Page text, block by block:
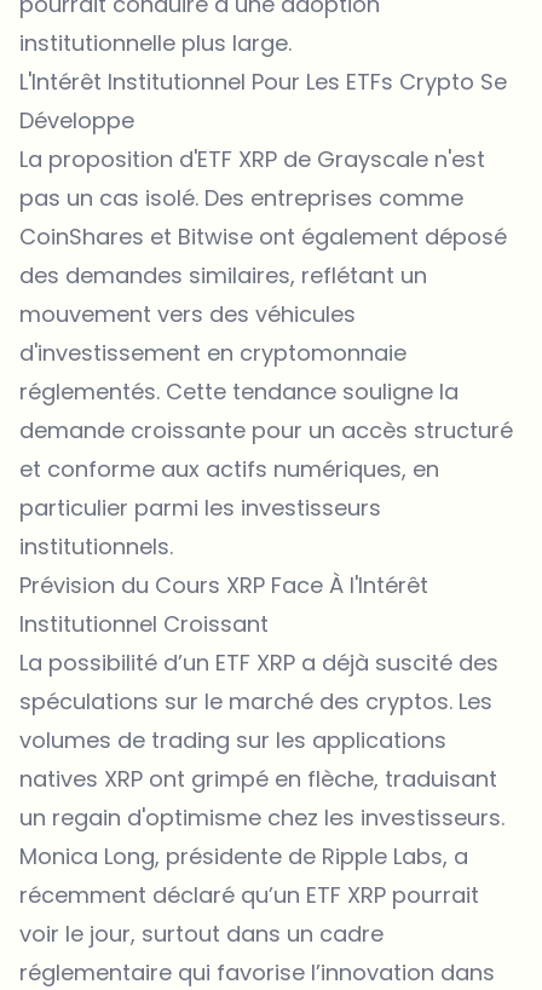
institutionnelle plus large.
L'Intérêt Institutionnel Pour Les ETFs Crypto Se
Développe
La proposition d'ETF XRP de Grayscale n'est
pas un cas isolé. Des entreprises comme
CoinShares et Bitwise ont également déposé
des demandes similaires, reflétant un
mouvement vers des véhicules
d'investissement en cryptomonnaie
réglementés. Cette tendance souligne la
demande croissante pour un accès structuré
et conforme aux actifs numériques, en
particulier parmi les investisseurs
institutionnels.
Prévision du Cours XRP Face À l'Intérêt
Institutionnel Croissant
La possibilité d’un ETF XRP a déjà suscité des
spéculations sur le marché des cryptos. Les
volumes de trading sur les applications
natives XRP ont grimpé en flèche, traduisant
un regain d'optimisme chez les investisseurs.
Monica Long, présidente de Ripple Labs, a
récemment déclaré qu’un ETF XRP pourrait
voir le jour, surtout dans un cadre
réglementaire qui favorise l’innovation dans